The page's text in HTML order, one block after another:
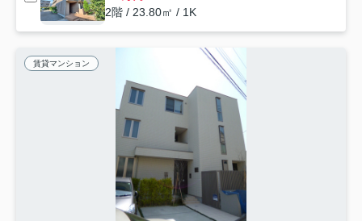
2階 / 23.80㎡ / 1K
賃貸マンション